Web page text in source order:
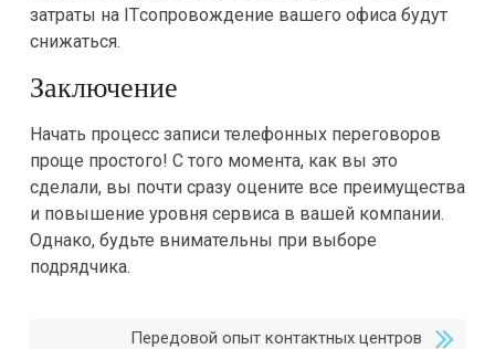
затраты на ITсопровождение вашего офиса будут
снижаться.
Заключение
Начать процесс записи телефонных переговоров
проще простого! С того момента, как вы это
сделали, вы почти сразу оцените все преимущества
и повышение уровня сервиса в вашей компании.
Однако, будьте внимательны при выборе
подрядчика.
Передовой опыт контактных центров